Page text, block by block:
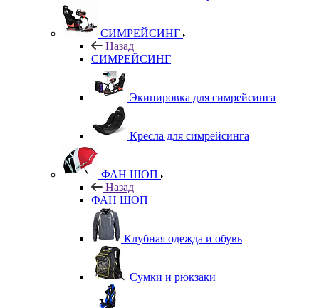
СИМРЕЙСИНГ
Назад
СИМРЕЙСИНГ
Экипировка для симрейсинга
Кресла для симрейсинга
ФАН ШОП
Назад
ФАН ШОП
Клубная одежда и обувь
Сумки и рюкзаки